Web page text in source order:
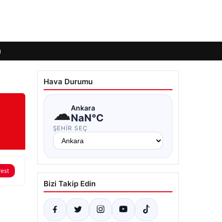
Hava Durumu
☁Ankara
NaN°C
ŞEHIR SEÇ
Bizi Takip Edin